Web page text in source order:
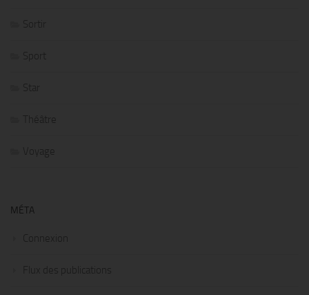
Sortir
Sport
Star
Théâtre
Voyage
MÉTA
Connexion
Flux des publications